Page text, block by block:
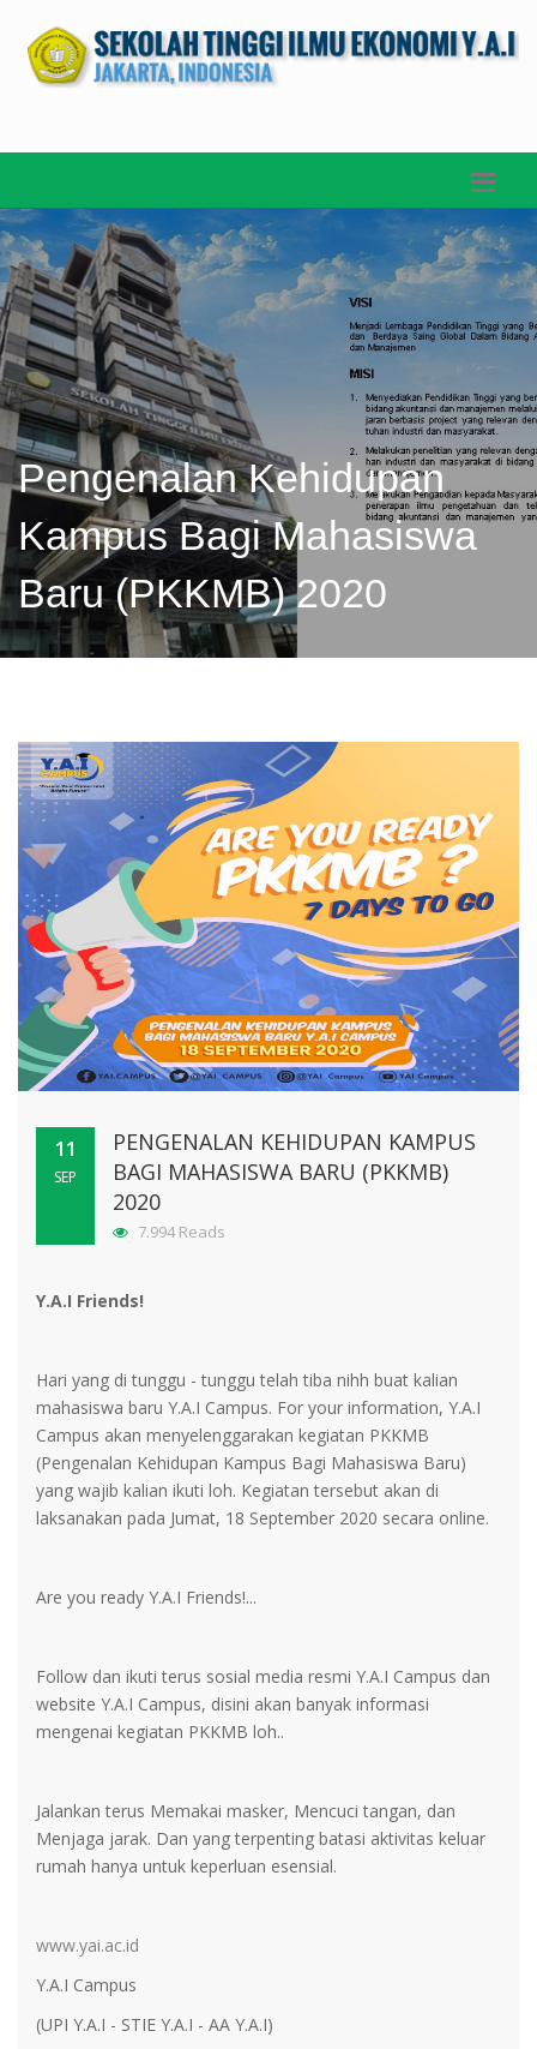
Pengenalan Kehidupan
Kampus Bagi Mahasiswa
Baru (PKKMB) 2020
11
SEP
PENGENALAN KEHIDUPAN KAMPUS
BAGI MAHASISWA BARU (PKKMB)
2020
7.994 Reads
Y.A.I Friends!
Hari yang di tunggu - tunggu telah tiba nihh buat kalian
mahasiswa baru Y.A.I Campus. For your information, Y.A.I
Campus akan menyelenggarakan kegiatan PKKMB
(Pengenalan Kehidupan Kampus Bagi Mahasiswa Baru)
yang wajib kalian ikuti loh. Kegiatan tersebut akan di
laksanakan pada Jumat, 18 September 2020 secara online.
Are you ready Y.A.I Friends!...
Follow dan ikuti terus sosial media resmi Y.A.I Campus dan
website Y.A.I Campus, disini akan banyak informasi
mengenai kegiatan PKKMB loh..
Jalankan terus Memakai masker, Mencuci tangan, dan
Menjaga jarak. Dan yang terpenting batasi aktivitas keluar
rumah hanya untuk keperluan esensial.
www.yai.ac.id
Y.A.I Campus
(UPI Y.A.I - STIE Y.A.I - AA Y.A.I)